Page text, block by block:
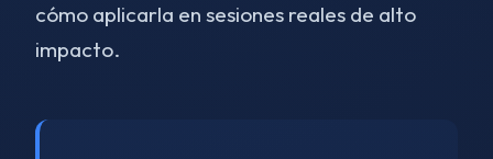
cómo aplicarla en sesiones reales de alto
impacto.